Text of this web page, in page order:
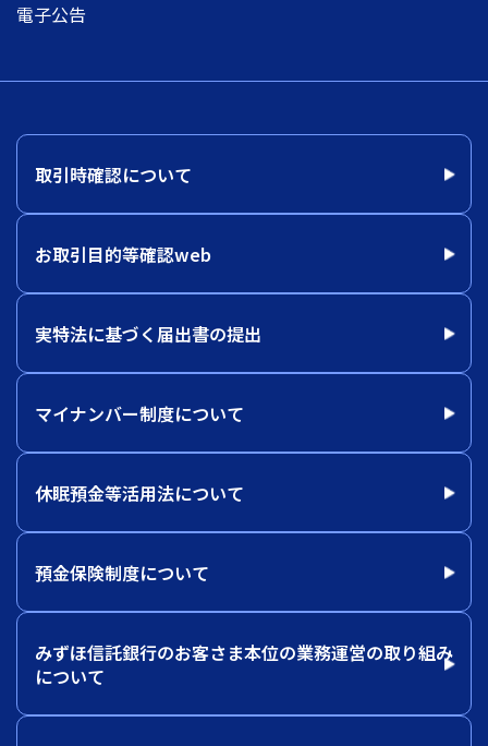
電子公告
取引時確認について
お取引目的等確認web
実特法に基づく届出書の提出
マイナンバー制度について
休眠預金等活用法について
預金保険制度について
みずほ信託銀行のお客さま本位の業務運営の取り組み
について